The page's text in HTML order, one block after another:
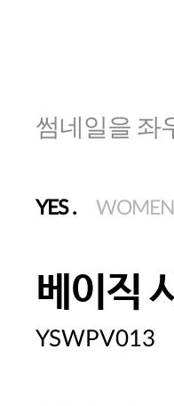
썸네일을 좌
YES. WOMEN
베이직
YSWPV013